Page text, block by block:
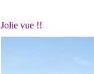
Jolie vue !!